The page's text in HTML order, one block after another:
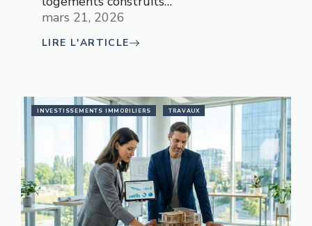
mars 21, 2026
LIRE L'ARTICLE
INVESTISSEMENTS IMMOBILIERS TRAVAUX